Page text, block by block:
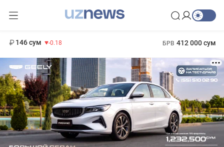
146 сум -0.18 БРВ 412 000 сум